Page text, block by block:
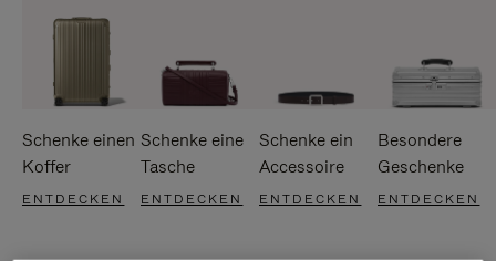
Schenke einen
Koffer
ENTDECKEN
Schenke eine
Tasche
ENTDECKEN
Schenke ein
Accessoire
ENTDECKEN
Besondere
Geschenke
ENTDECKEN